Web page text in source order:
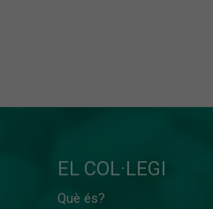
EL COL·LEGI
Què és?